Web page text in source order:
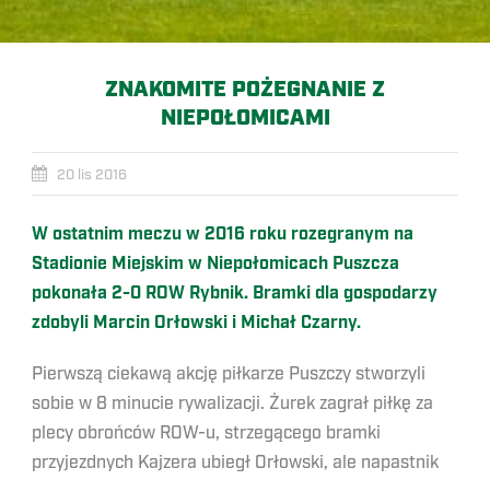
ZNAKOMITE POŻEGNANIE Z
NIEPOŁOMICAMI
20 lis 2016
W ostatnim meczu w 2016 roku rozegranym na
Stadionie Miejskim w Niepołomicach Puszcza
pokonała 2-0 ROW Rybnik. Bramki dla gospodarzy
zdobyli Marcin Orłowski i Michał Czarny.
Pierwszą ciekawą akcję piłkarze Puszczy stworzyli
sobie w 8 minucie rywalizacji. Żurek zagrał piłkę za
plecy obrońców ROW-u, strzegącego bramki
przyjezdnych Kajzera ubiegł Orłowski, ale napastnik